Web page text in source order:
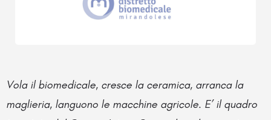
Vola il biomedicale, cresce la ceramica, arranca la
maglieria, languono le macchine agricole. E’ il quadro